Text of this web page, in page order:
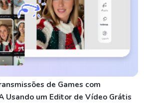
de Games com
Usando um Editor de Vídeo Grátis